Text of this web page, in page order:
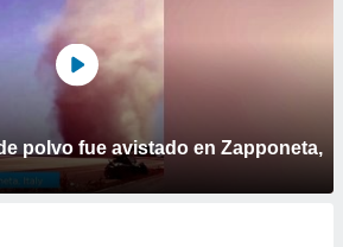
polvo fue avistado en Zapponeta,